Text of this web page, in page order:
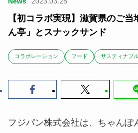
【初コラボ実現】滋賀県のご
ん亭」とスナックサンド
コラボレーション フード サスティナブ
フジパン株式会社は、ちゃんぽ